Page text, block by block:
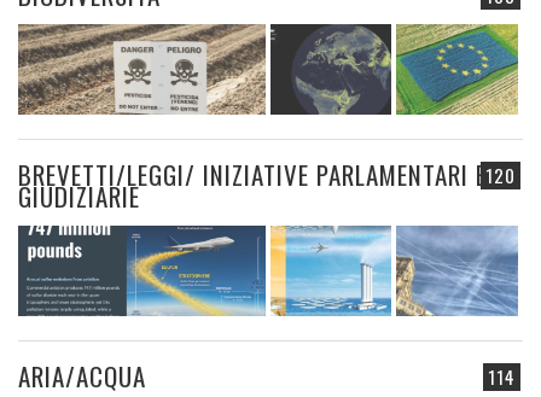
120
BREVETTI/LEGGI/ INIZIATIVE PARLAMENTARI E
GIUDIZIARIE
114
ARIA/ACQUA